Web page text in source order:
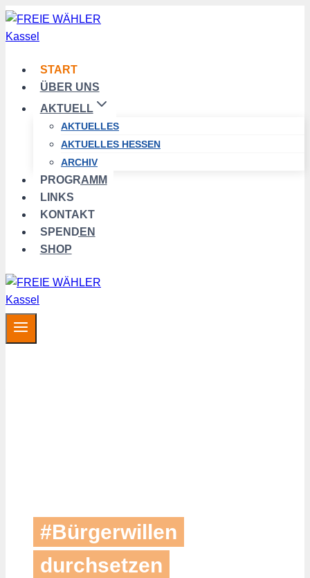
Zum
Inhalt
START
ÜBER UNS
AKTUELL
AKTUELLES
AKTUELLES HESSEN
ARCHIV
PROGRAMM
LINKS
KONTAKT
SPENDEN
SHOP
#Bürgerwillen
durchsetzen